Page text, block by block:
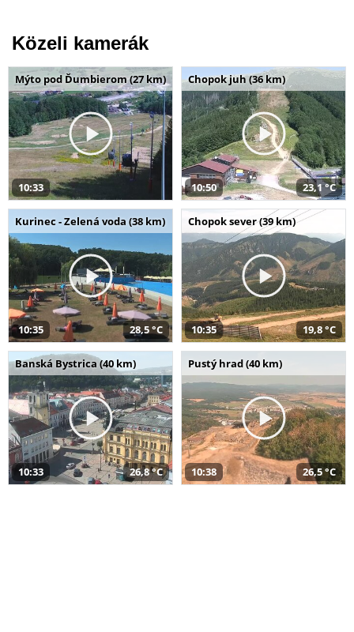
Közeli kamerák
Mýto pod Ďumbierom (27 km)
10:33
Chopok juh (36 km)
10:50 23,1 °C
Kurinec - Zelená voda (38 km)
10:35 28,5 °C
Chopok sever (39 km)
10:35 19,8 °C
Banská Bystrica (40 km)
10:33 26,8 °C
Pustý hrad (40 km)
10:38 26,5 °C